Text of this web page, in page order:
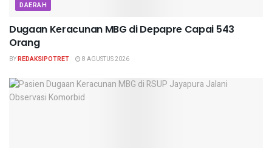
DAERAH
Dugaan Keracunan MBG di Depapre Capai 543
Orang
BYREDAKSIPOTRET 8 AGUSTUS 2026